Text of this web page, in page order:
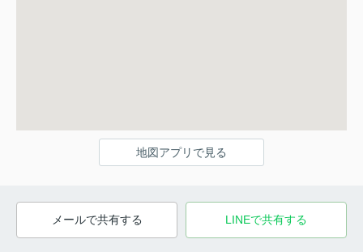
地図アプリで見る
メールで共有する LINEで共有する